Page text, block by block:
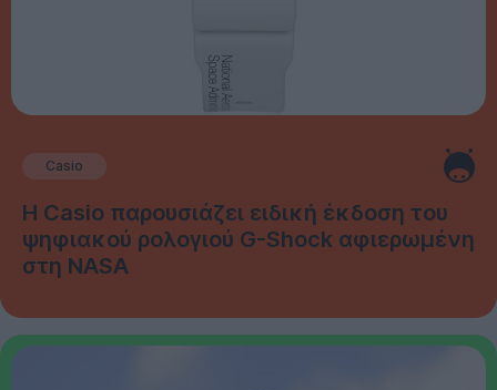
Casio
Η Casio παρουσιάζει ειδική έκδοση του
ψηφιακού ρολογιού G-Shock αφιερωμένη
στη NASA